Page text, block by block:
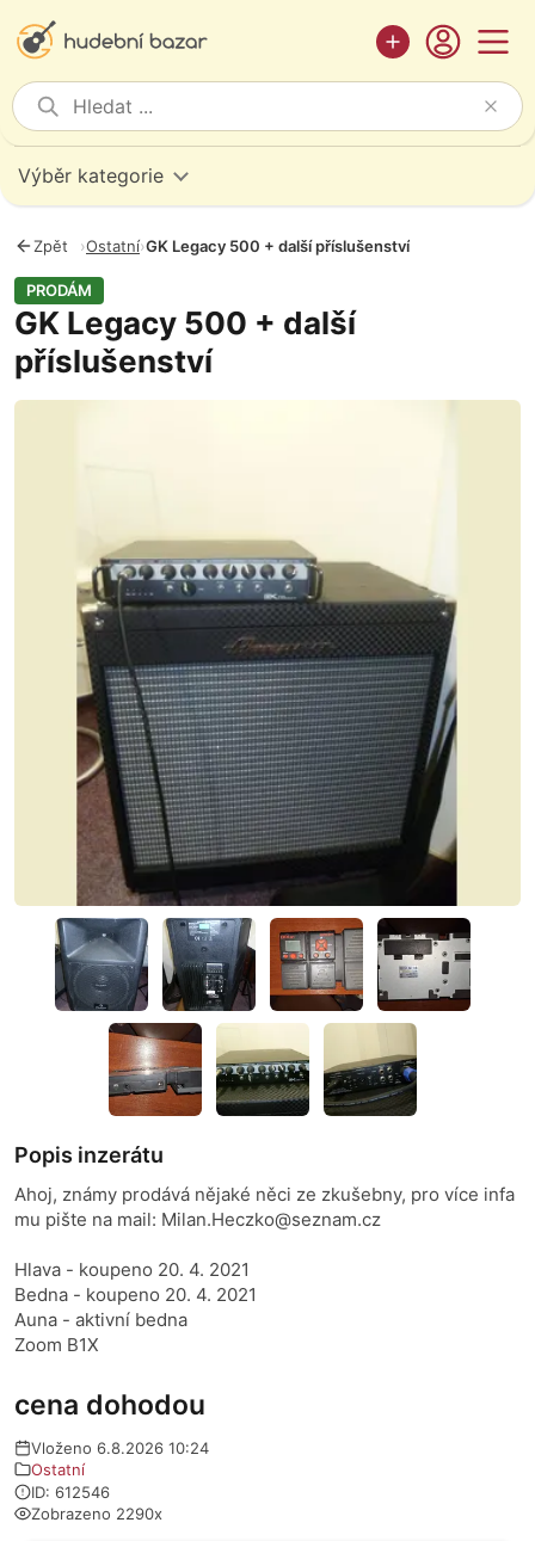
Výběr kategorie
Zpět ›Ostatní›GK Legacy 500 + další příslušenství
PRODÁM
GK Legacy 500 + další
příslušenství
cena dohodou
Vloženo 6.8.2026 10:24
Ostatní
ID: 612546
Zobrazeno 2290x
Popis inzerátu
Ahoj, známy prodává nějaké něci ze zkušebny, pro více infa
mu pište na mail: Milan.Heczko@seznam.cz
Hlava - koupeno 20. 4. 2021
Bedna - koupeno 20. 4. 2021
Auna - aktivní bedna
Zoom B1X